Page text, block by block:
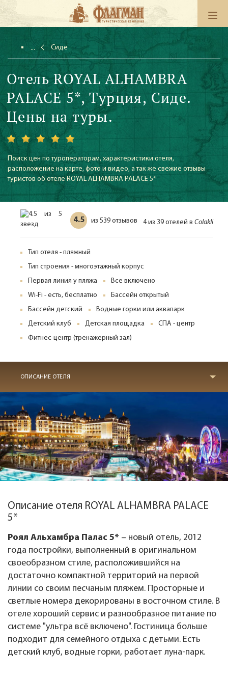
Сиде
Отель ROYAL ALHAMBRA
PALACE 5*, Турция, Сиде.
Цены на туры.
Поиск цен по туроператорам, характеристики отеля,
расположение на карте, фото и видео, а так же свежие отзывы
туристов об отеле ROYAL ALHAMBRA PALACE 5*
4.5 из 539 отзывов 4 из 39 отелей в Colakli
Тип отеля - пляжный
Тип строения - многоэтажный корпус
Первая линия у пляжа
Все включено
Wi-Fi - есть, бесплатно
Бассейн открытый
Бассейн детский
Водные горки или аквапарк
Детский клуб
Детская площадка
СПА - центр
Фитнес-центр (тренажерный зал)
ОПИСАНИЕ ОТЕЛЯ
Описание отеля ROYAL ALHAMBRA PALACE
5*
Роял Альхамбра Палас 5* – новый отель, 2012
года постройки, выполненный в оригинальном
своеобразном стиле, расположившийся на
достаточно компактной территорий на первой
линии со своим песчаным пляжем. Просторные и
светлые номера декорированы в восточном стиле. В
отеле хороший сервис и разнообразное питание по
системе "ультра всё включено". Гостиница больше
подходит для семейного отдыха с детьми. Есть
детский клуб, водные горки, работает луна-парк.